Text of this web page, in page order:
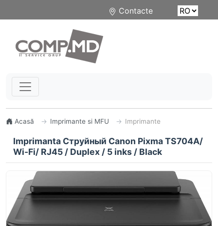
Contacte
Acasă Imprimante si MFU Imprimante
Imprimanta Струйный Canon Pixma TS704A/
Wi-Fi/ RJ45 / Duplex / 5 inks / Black